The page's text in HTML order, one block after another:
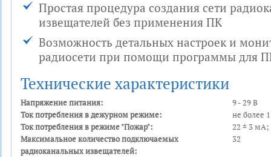
Простая процедура создания сети
извещателей без применения ПК
Возможность детальных настроек и
радиосети при помощи программы для
Технические характеристики
Напряжение питания:
9 - 29 В
Ток потребления в дежурном режиме:
не более
Ток потребления в режиме "Пожар":
22 ± 3 мА;
Максимальное количество подключаемых
радиоканальных извещателей:
32